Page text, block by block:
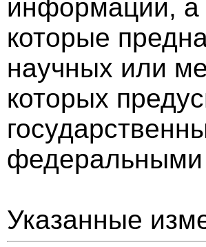
информации, а
которые
научных или
которых
федеральными
Указанные